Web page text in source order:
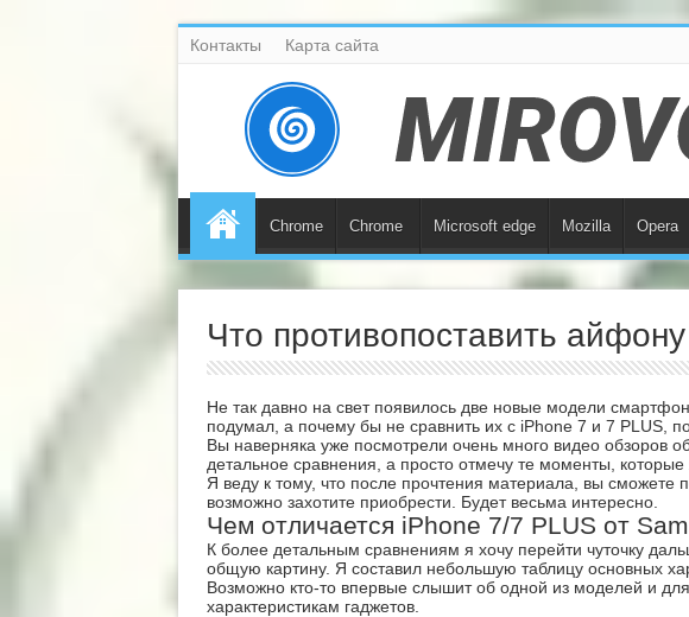
Контакты Карта сайта
Chrome Chrome Microsoft edge Mozilla Opera
Что противопоставить
Не так давно на свет появилось две новые модели
подумал, а почему бы не сравнить их с iPhone 7 и 7 PLUS,
Вы наверняка уже посмотрели очень много видео обзоров
детальное сравнения, а просто отмечу те моменты,
Я веду к тому, что после прочтения материала, вы сможете
возможно захотите приобрести. Будет весьма интересно.
Чем отличается iPhone 7/7 PLUS от
К более детальным сравнениям я хочу перейти чуточку
общую картину. Я составил небольшую таблицу основных
Возможно кто-то впервые слышит об одной из моделей и
характеристикам гаджетов.